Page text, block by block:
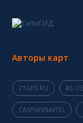
Авторы карт
21GPS.RU AS
CASPIANNAVTEL